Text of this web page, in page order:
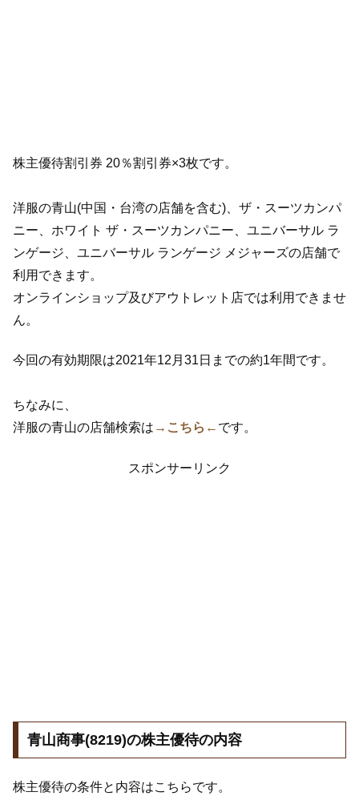
株主優待割引券 20％割引券×3枚です。
洋服の青山(中国・台湾の店舗を含む)、ザ・スーツカンパ
ニー、ホワイト ザ・スーツカンパニー、ユニバーサル ラ
ンゲージ、ユニバーサル ランゲージ メジャーズの店舗で
利用できます。
オンラインショップ及びアウトレット店では利用できませ
ん。
今回の有効期限は2021年12月31日までの約1年間です。
ちなみに、
洋服の青山の店舗検索は →こちら← です。
スポンサーリンク
青山商事(8219)の株主優待の内容
株主優待の条件と内容はこちらです。